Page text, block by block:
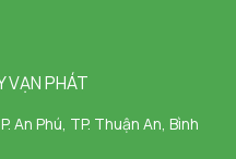
VẠN PHÁT
An Phú, TP. Thuận An, Bình